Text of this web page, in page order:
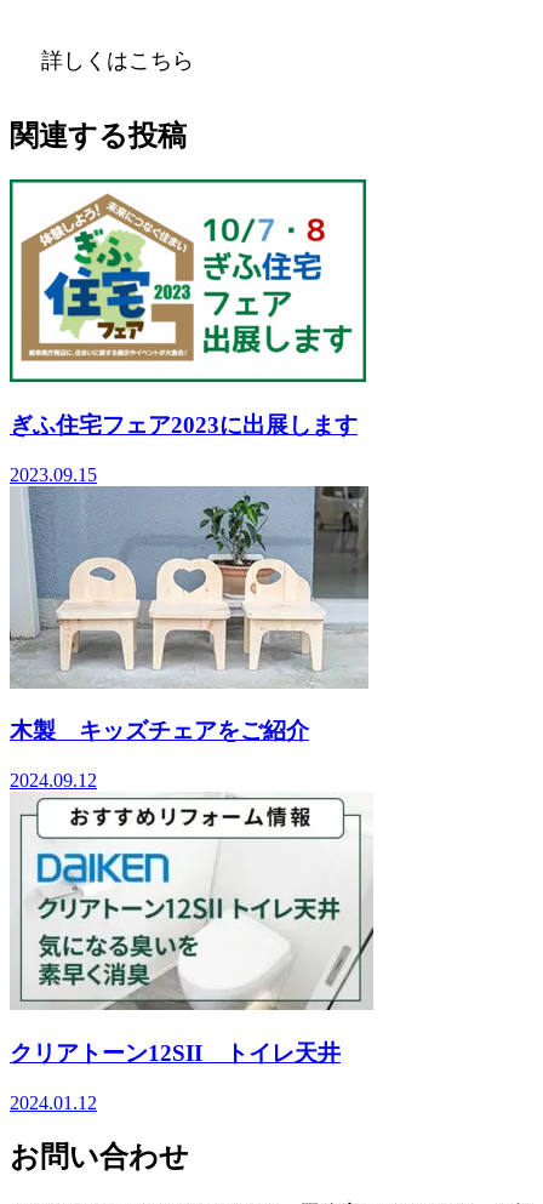
詳しくはこちら
関連する投稿
ぎふ住宅フェア2023に出展します
2023.09.15
木製 キッズチェアをご紹介
2024.09.12
クリアトーン12SII トイレ天井
2024.01.12
お問い合わせ